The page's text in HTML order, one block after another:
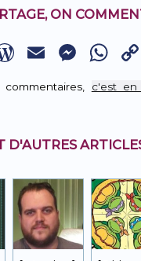
ON
WordPress
Email
c'est
D'AUTRES